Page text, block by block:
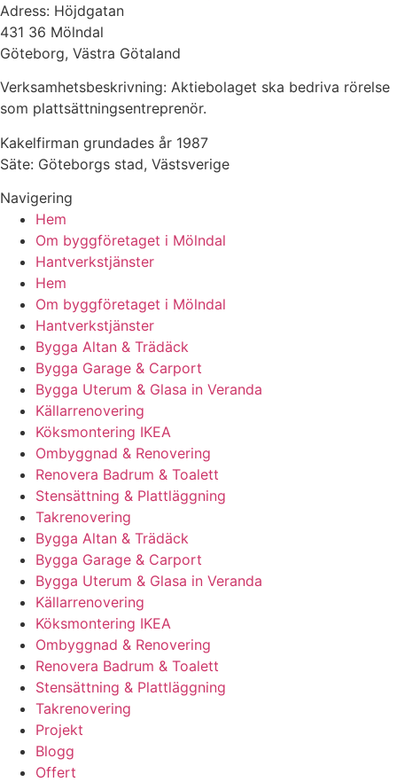
Adress: Höjdgatan
431 36 Mölndal
Göteborg, Västra Götaland
Verksamhetsbeskrivning: Aktiebolaget ska bedriva rörelse
som plattsättningsentreprenör.
Kakelfirman grundades år 1987
Säte: Göteborgs stad, Västsverige
Navigering
Hem
Om byggföretaget i Mölndal
Hantverkstjänster
Hem
Om byggföretaget i Mölndal
Hantverkstjänster
Bygga Altan & Trädäck
Bygga Garage & Carport
Bygga Uterum & Glasa in Veranda
Källarrenovering
Köksmontering IKEA
Ombyggnad & Renovering
Renovera Badrum & Toalett
Stensättning & Plattläggning
Takrenovering
Bygga Altan & Trädäck
Bygga Garage & Carport
Bygga Uterum & Glasa in Veranda
Källarrenovering
Köksmontering IKEA
Ombyggnad & Renovering
Renovera Badrum & Toalett
Stensättning & Plattläggning
Takrenovering
Projekt
Blogg
Offert